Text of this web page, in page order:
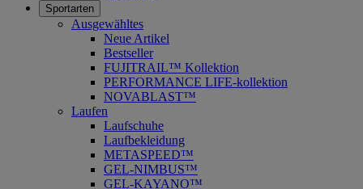
Sportarten
Ausgewähltes
Neue Artikel
Bestseller
FUJITRAIL™ Kollektion
PERFORMANCE LIFE-kollektion
NOVABLAST™
Laufen
Laufschuhe
Laufbekleidung
METASPEED™
GEL-NIMBUS™
GEL-KAYANO™